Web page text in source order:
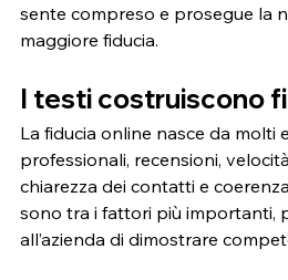
sente compreso e prosegue la
maggiore fiducia.
I testi costruiscono
La fiducia online nasce da molti
professionali, recensioni,
chiarezza dei contatti e
sono tra i fattori più importanti,
all’azienda di dimostrare